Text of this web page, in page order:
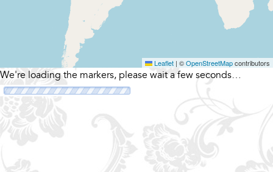
Leaflet | ©OpenStreetMapcontributors
We're loading the markers, please wait a few seconds…